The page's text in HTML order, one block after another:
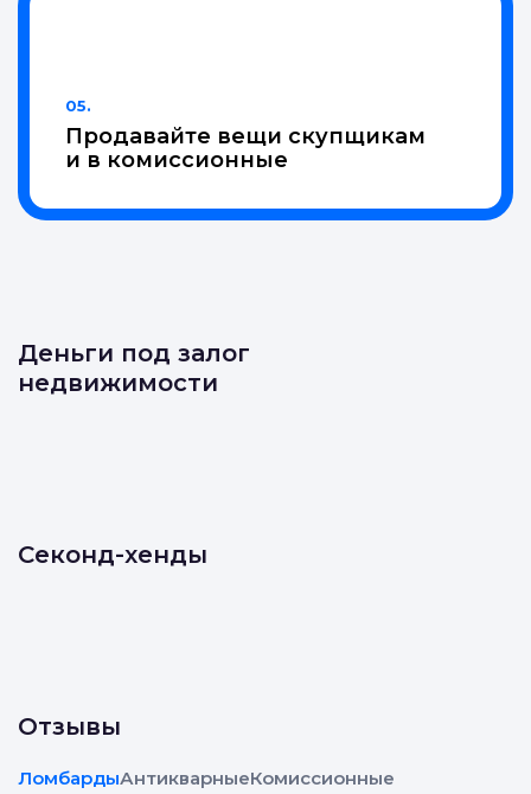
05.
Продавайте вещи скупщикам
и в комиссионные
Деньги под залог
недвижимости
Секонд-хенды
Отзывы
ЛомбардыАнтикварныеКомиссионные